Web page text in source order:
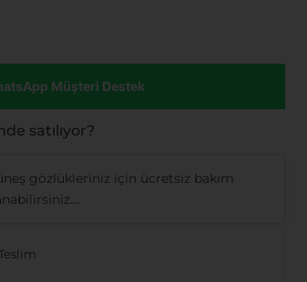
Müşteri Destek
satılıyor?
gözlükleriniz için ücretsiz bakım